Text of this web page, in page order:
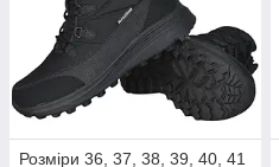
Розміри 36, 37, 38, 39, 40, 41